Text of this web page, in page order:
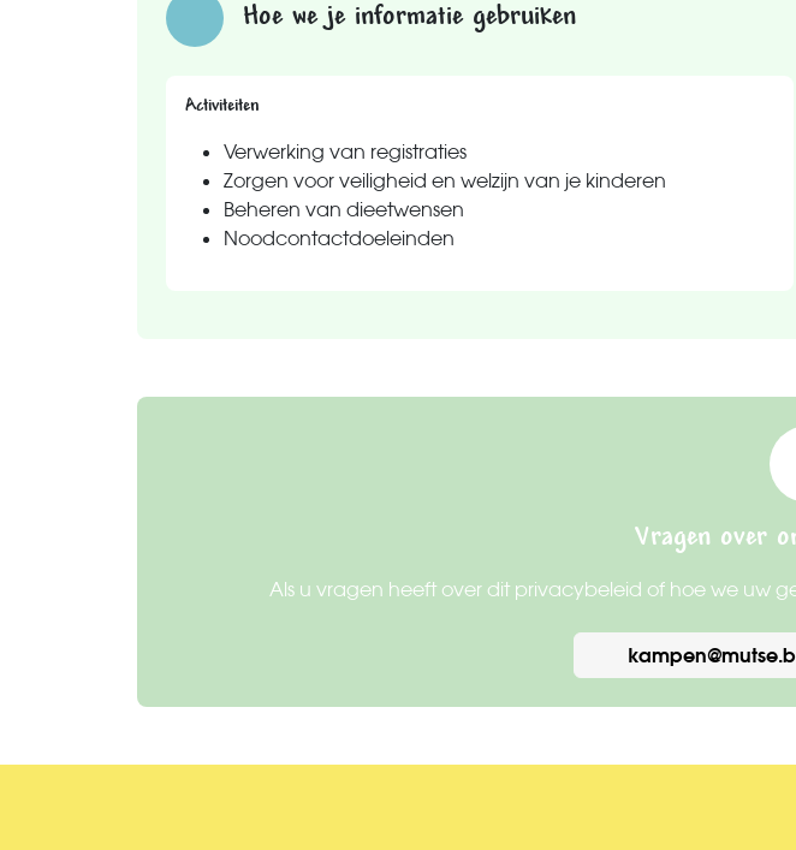
Hoe we je informatie gebruiken
Activiteiten
Verwerking van registraties
Zorgen voor veiligheid en welzijn van je kinderen
Beheren van dieetwensen
Noodcontactdoeleinden
Vragen over
Als u vragen heeft over dit privacybeleid of hoe we uw